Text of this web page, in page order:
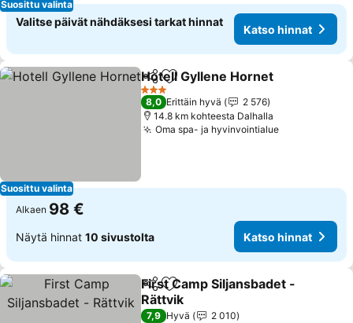
Suosittu valinta
Valitse päivät nähdäksesi tarkat hinnat
Katso hinnat
Suosittu valinta
Jaa Lisää suosikkeihin
Hotell Gyllene Hornet
3 Tähtiluokitus
8,0 Erittäin hyvä
2 576
14.8 km kohteesta Dalhalla
Oma spa- ja hyvinvointialue
Alkaen 98 €
Näytä hinnat 10 sivustolta Katso hinnat
Jaa Lisää suosikkeihin
First Camp Siljansbadet -
Rättvik
7,9 Hyvä
2 010